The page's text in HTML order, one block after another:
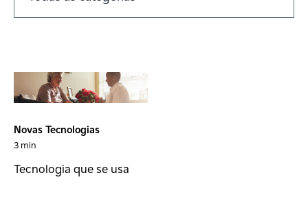
Novas Tecnologias
3 min
Tecnologia que se usa